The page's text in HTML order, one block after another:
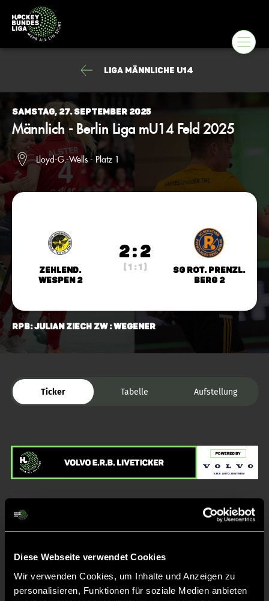
Diese Webseite verwendet Cookies
Wir verwenden Cookies, um Inhalte und Anzeigen zu
personalisieren, Funktionen für soziale Medien anbieten
Liga männliche U14
Samstag, 27. September 2025
Männlich - Berlin Liga mU14 Feld 2025
Lloyd-G.-Wells - Platz 1
Zehlend.
Wespen 2
2 : 2
( 1 : 1 )
SG Rot. Prenzl.
Berg 2
RPB: Julian Ziech ZW : Wegener
Ticker Tabelle Aufstellung
Liveticker
Spiel beendet